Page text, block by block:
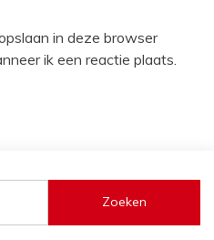
in deze browser
ik een reactie plaats.
Zoeken